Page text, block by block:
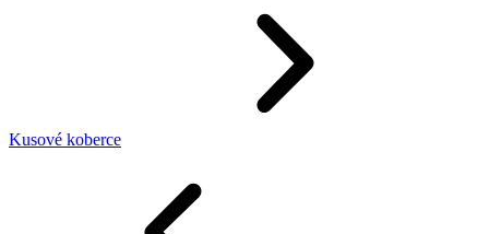
Kusové koberce